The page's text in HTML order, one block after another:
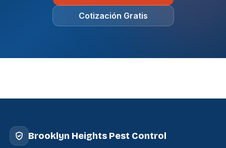
Cotización Gratis
Brooklyn Heights Pest Control